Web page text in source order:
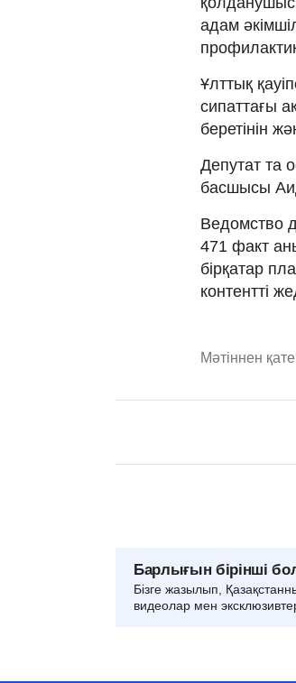
адам
Ұлттық
сипаттағы
беретінін
Депутат та
басшысы
Ведомство
471 факт
бірқатар
контентті
Мәтіннен
Барлығын бірінші
Бізге жазылып,
видеолар мен